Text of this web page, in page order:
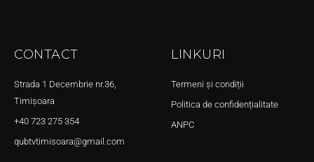
CONTACT
Strada 1 Decembrie nr.36,
Timișoara
+40 723 275 354
qubtvtimisoara@gmail.com
LINKURI
Termeni și condiții
Politica de confidențialitate
ANPC